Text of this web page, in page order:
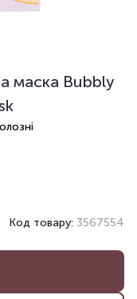
маска Bubbly
Код товару: 3567554